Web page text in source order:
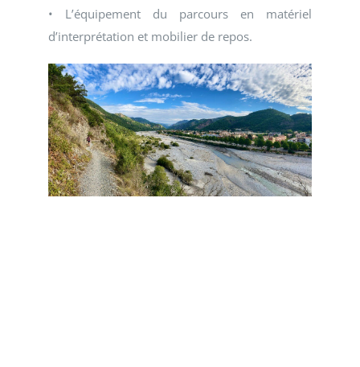
• L’équipement du parcours en matériel
d’interprétation et mobilier de repos.